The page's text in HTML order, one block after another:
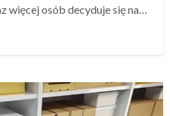
więcej osób decyduje się na…